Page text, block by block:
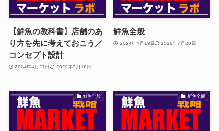
【鮮魚の教科書】店舗のあ
り方を先に考えておこう／
コンセプト設計
2024年4月21日 2026年5月16日
鮮魚全般
2024年4月18日 2026年7月29日
鮮魚全般 鮮魚全般